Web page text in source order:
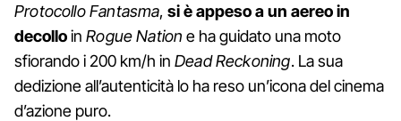
Protocollo Fantasma,si è appeso a un aereo in
decolloin Rogue Nation e ha guidato una moto
sfiorando i 200 km/h in Dead Reckoning. La sua
dedizione all’autenticità lo ha reso un’icona del cinema
d’azione puro.